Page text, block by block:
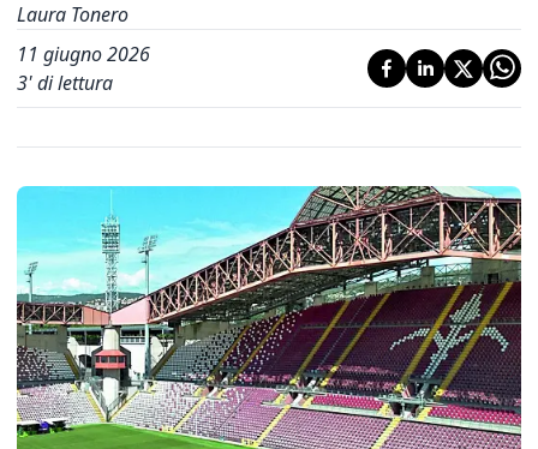
Laura Tonero
11 giugno 2026
3' di lettura